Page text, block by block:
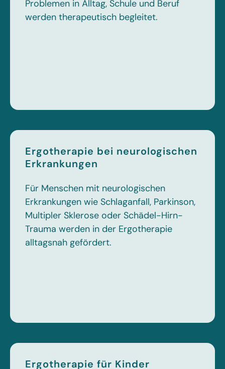
Problemen in Alltag, Schule und Beruf
werden therapeutisch begleitet.
Ergotherapie bei neurologischen
Erkrankungen
Für Menschen mit neurologischen
Erkrankungen wie Schlaganfall, Parkinson,
Multipler Sklerose oder Schädel-Hirn-
Trauma werden in der Ergotherapie
alltagsnah gefördert.
Ergotherapie für Kinder